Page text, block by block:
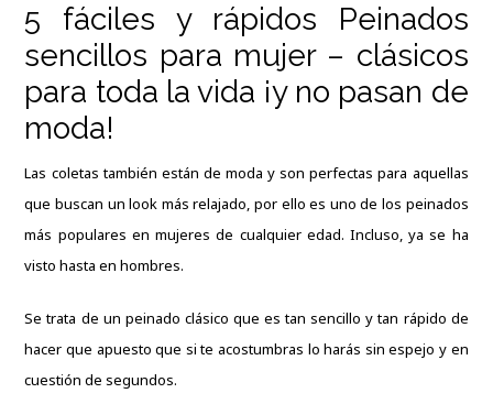
5 fáciles y rápidos Peinados
sencillos para mujer – clásicos
para toda la vida ¡y no pasan de
moda!
Las coletas también están de moda y son perfectas para aquellas
que buscan un look más relajado, por ello es uno de los peinados
más populares en mujeres de cualquier edad. Incluso, ya se ha
visto hasta en hombres.
Se trata de un peinado clásico que es tan sencillo y tan rápido de
hacer que apuesto que si te acostumbras lo harás sin espejo y en
cuestión de segundos.